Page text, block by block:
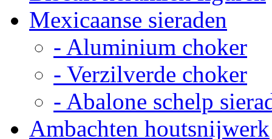
Mexicaanse sieraden
- Aluminium choker
- Verzilverde choker
- Abalone schelp
Ambachten houtsnijwerk